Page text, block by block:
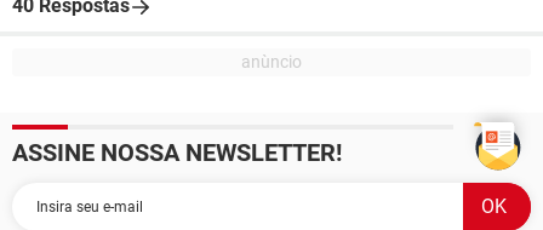
40 Respostas
ASSINE NOSSA NEWSLETTER!